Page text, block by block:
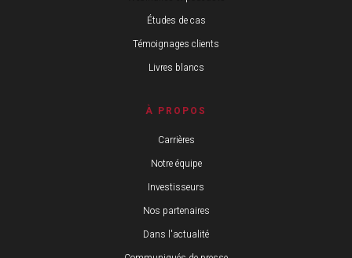
Études de cas
Témoignages clients
Livres blancs
À PROPOS
Carrières
Notre équipe
Investisseurs
Nos partenaires
Dans l'actualité